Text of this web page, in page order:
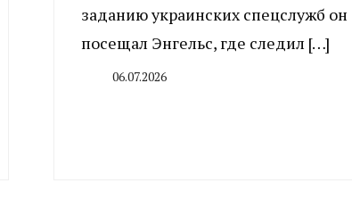
заданию украинских спецслужб он
посещал Энгельс, где следил […]
06.07.2026